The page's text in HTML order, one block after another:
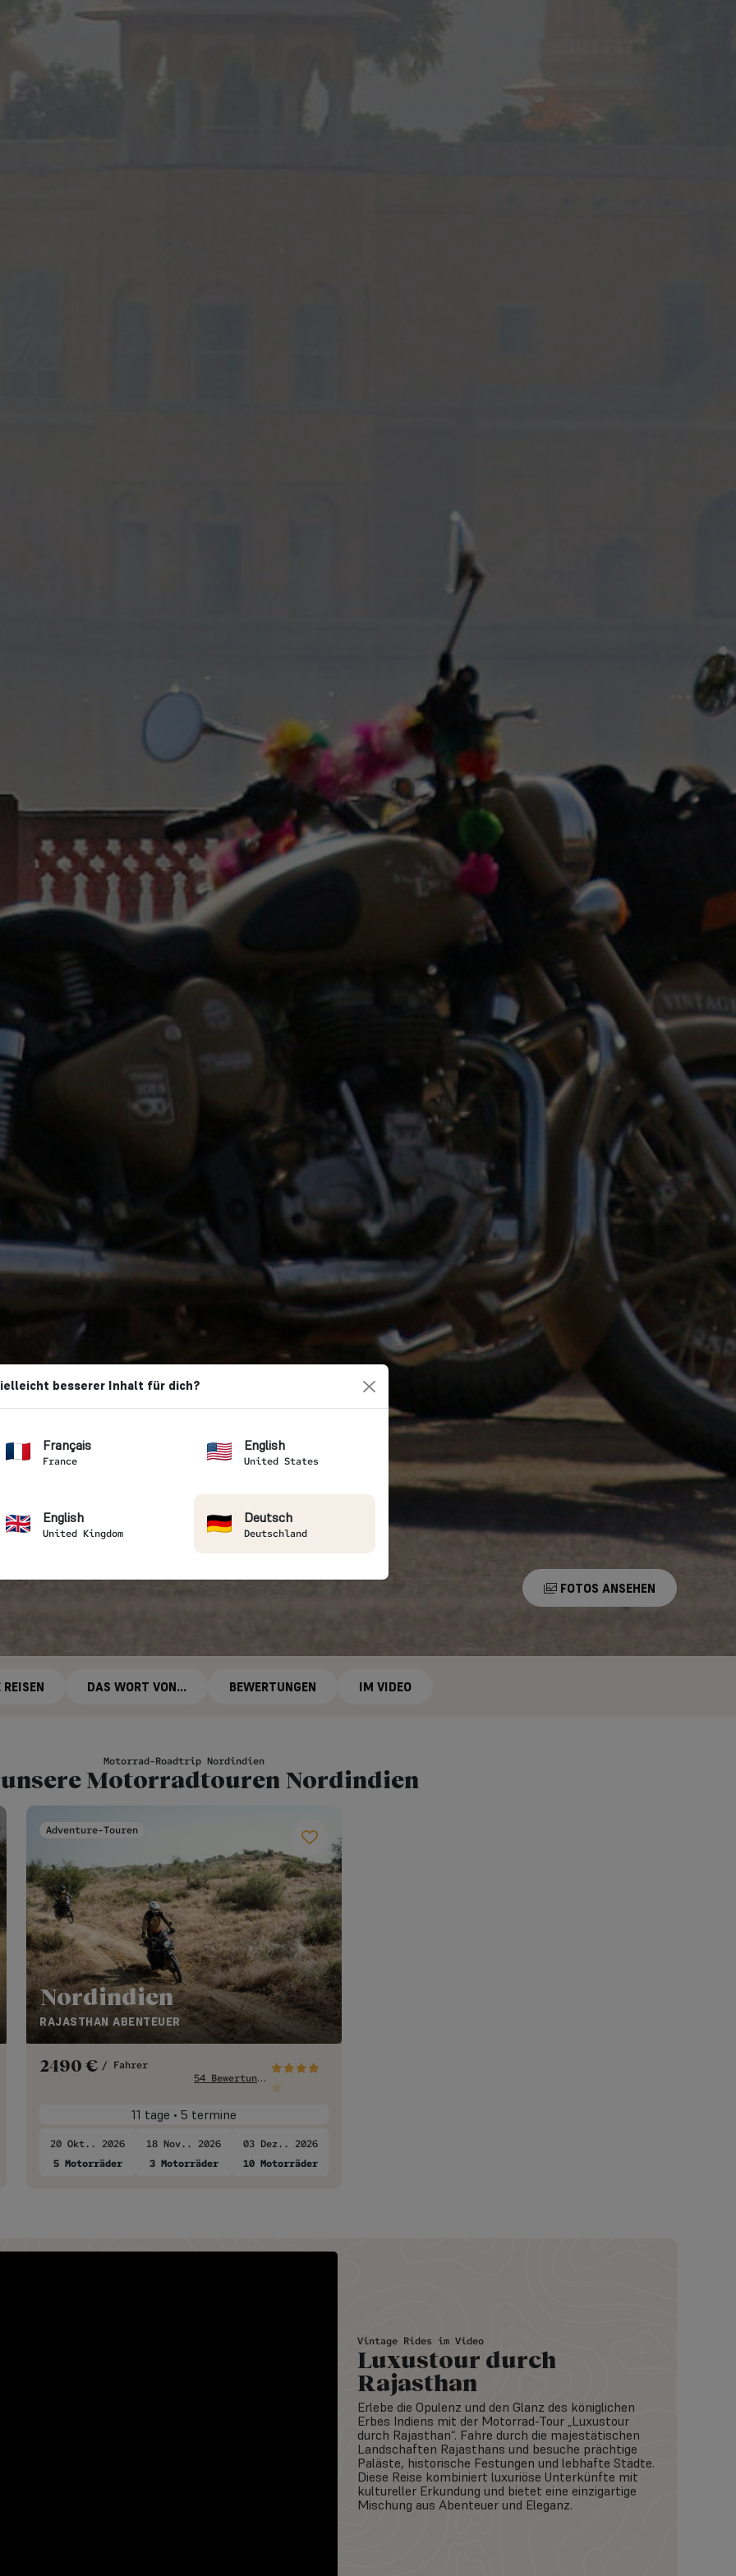
FOTOS ANSEHEN
REISEN DAS WORT VON... BEWERTUNGEN IM VIDEO
Motorrad-Roadtrip Nordindien
Motorradtouren Nordindien
Adventure-Touren
Nordindien
RAJASTHAN ABENTEUER
2490 € / Fahrer
5
4 Bewertungen
11 tage • 5 termine
20 Okt.. 2026
5 Motorräder
18 Nov.. 2026
3 Motorräder
03 Dez.. 2026
10 Motorräder
Vintage Rides im Video
Luxustour durch
Rajasthan
Erlebe die Opulenz und den Glanz des königlichen
Erbes Indiens mit der Motorrad-Tour „Luxustour
durch Rajasthan“. Fahre durch die majestätischen
Landschaften Rajasthans und besuche prächtige
Paläste, historische Festungen und lebhafte Städte.
Diese Reise kombiniert luxuriöse Unterkünfte mit
kultureller Erkundung und bietet eine einzigartige
Mischung aus Abenteuer und Eleganz.
besserer Inhalt für dich?
Français
France
English
United States
English
United Kingdom
Deutsch
Deutschland